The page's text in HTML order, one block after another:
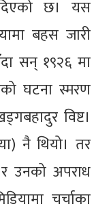
छ। यस
बहस जारी
सन् १९२६ मा
घटना स्मरण
विष्ट।
नै थियो। तर
उनको अपराध
चर्चाका